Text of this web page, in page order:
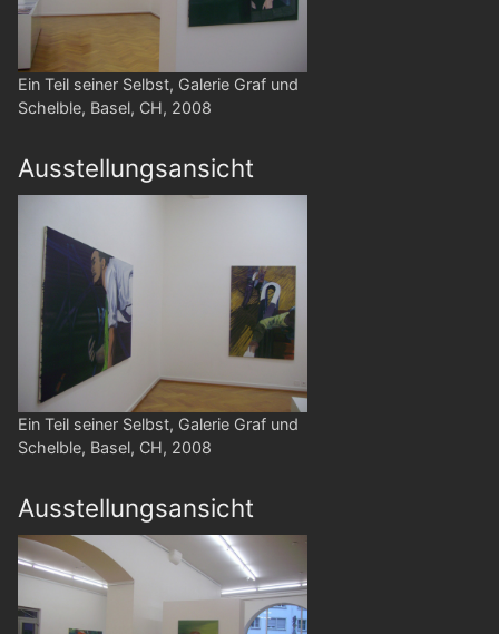
Ein Teil seiner Selbst, Galerie Graf und
Schelble, Basel, CH, 2008
Ausstellungsansicht
Ein Teil seiner Selbst, Galerie Graf und
Schelble, Basel, CH, 2008
Ausstellungsansicht